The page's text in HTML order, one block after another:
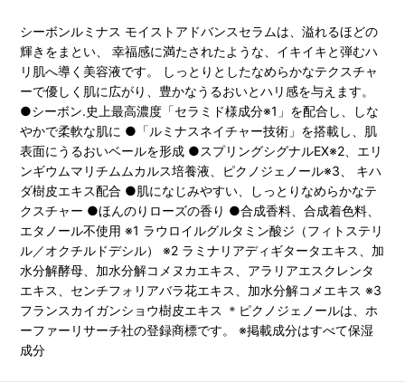
シーボンルミナス モイストアドバンスセラムは、溢れるほどの
輝きをまとい、 幸福感に満たされたような、イキイキと弾むハ
リ肌へ導く美容液です。 しっとりとしたなめらかなテクスチャ
ーで優しく肌に広がり、豊かなうるおいとハリ感を与えます。
●シーボン.史上最高濃度「セラミド様成分※1」を配合し、しな
やかで柔軟な肌に ●「ルミナスネイチャー技術」を搭載し、肌
表面にうるおいベールを形成 ●スプリングシグナルEX※2、エリ
ンギウムマリチムムカルス培養液、ピクノジェノール※3、 キハ
ダ樹皮エキス配合 ●肌になじみやすい、しっとりなめらかなテ
クスチャー ●ほんのりローズの香り ●合成香料、合成着色料、
エタノール不使用 ※1 ラウロイルグルタミン酸ジ（フィトステリ
ル／オクチルドデシル） ※2 ラミナリアディギタータエキス、加
水分解酵母、加水分解コメヌカエキス、アラリアエスクレンタ
エキス、センチフォリアバラ花エキス、加水分解コメエキス ※3
フランスカイガンショウ樹皮エキス ＊ピクノジェノールは、ホ
ーファーリサーチ社の登録商標です。 ※掲載成分はすべて保湿
成分